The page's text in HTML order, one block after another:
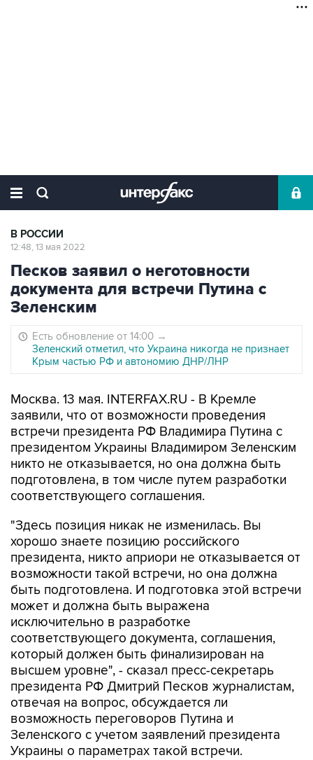
В РОССИИ
12:48, 13 мая 2022
Песков заявил о неготовности
документа для встречи Путина с
Зеленским
Есть обновление от 14:00 →
Зеленский отметил, что Украина никогда не признает
Крым частью РФ и автономию ДНР/ЛНР
Москва. 13 мая. INTERFAX.RU - В Кремле
заявили, что от возможности проведения
встречи президента РФ Владимира Путина с
президентом Украины Владимиром Зеленским
никто не отказывается, но она должна быть
подготовлена, в том числе путем разработки
соответствующего соглашения.
"Здесь позиция никак не изменилась. Вы
хорошо знаете позицию российского
президента, никто априори не отказывается от
возможности такой встречи, но она должна
быть подготовлена. И подготовка этой встречи
может и должна быть выражена
исключительно в разработке
соответствующего документа, соглашения,
который должен быть финализирован на
высшем уровне", - сказал пресс-секретарь
президента РФ Дмитрий Песков журналистам,
отвечая на вопрос, обсуждается ли
возможность переговоров Путина и
Зеленского с учетом заявлений президента
Украины о параметрах такой встречи.